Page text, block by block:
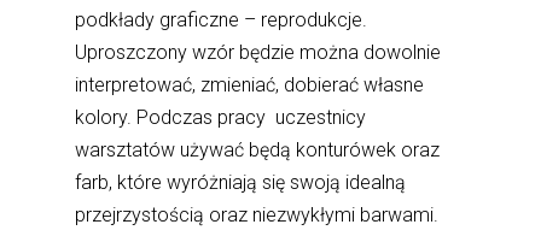
podkłady graficzne – reprodukcje.
Uproszczony wzór będzie można dowolnie
interpretować, zmieniać, dobierać własne
kolory. Podczas pracy uczestnicy
warsztatów używać będą konturówek oraz
farb, które wyróżniają się swoją idealną
przejrzystością oraz niezwykłymi barwami.